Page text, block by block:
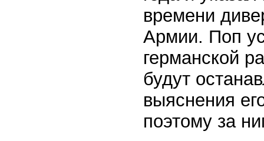
времени
Армии. Поп
германской
будут
выяснения
поэтому за